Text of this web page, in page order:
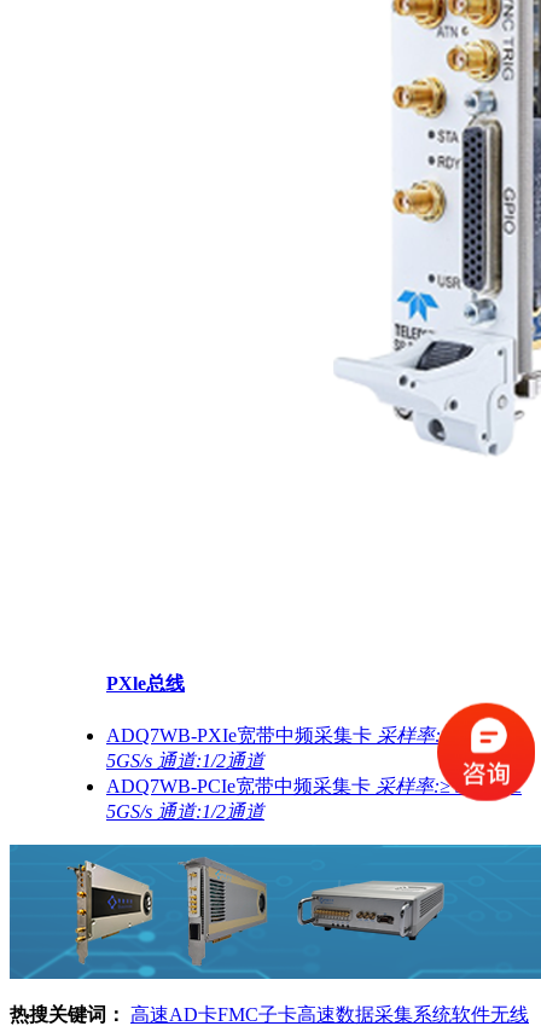
PXle总线
ADQ7WB-PXIe宽带中频采集卡 采样率:≥ 5 GS/s,≥
5GS/s 通道:1/2通道
ADQ7WB-PCIe宽带中频采集卡 采样率:≥ 5 GS/s,≥
5GS/s 通道:1/2通道
热搜关键词： 高速AD卡FMC子卡高速数据采集系统软件无线